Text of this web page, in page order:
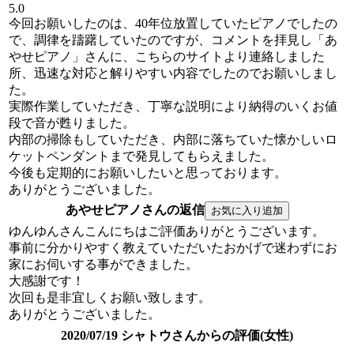
5.0
今回お願いしたのは、40年位放置していたピアノでしたの
で、調律を躊躇していたのですが、コメントを拝見し「あ
やせピアノ」さんに、こちらのサイトより連絡しました
所、迅速な対応と解りやすい内容でしたのでお願いしまし
た。
実際作業していただき、丁寧な説明により納得のいくお値
段で音が甦りました。
内部の掃除もしていただき、内部に落ちていた懐かしいロ
ケットペンダントまで発見してもらえました。
今後も定期的にお願いしたいと思っております。
ありがとうございました。
あやせピアノさんの返信
ゆんゆんさんこんにちはご評価ありがとうございます。
事前に分かりやすく教えていただいたおかげで迷わずにお
家にお伺いする事ができました。
大感謝です！
次回も是非宜しくお願い致します。
ありがとうございました。
2020/07/19 シャトウさんからの評価(女性)